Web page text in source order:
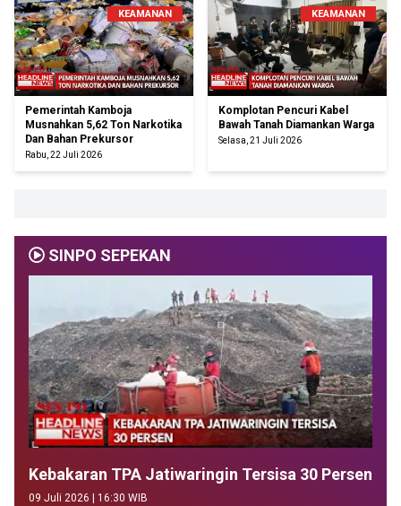
KEAMANAN
Pemerintah Kamboja
Musnahkan 5,62 Ton Narkotika
Dan Bahan Prekursor
Rabu, 22 Juli 2026
KEAMANAN
Komplotan Pencuri Kabel
Bawah Tanah Diamankan Warga
Selasa, 21 Juli 2026
SINPO SEPEKAN
Kebakaran TPA Jatiwaringin Tersisa 30 Persen
09 Juli 2026 | 16:30 WIB